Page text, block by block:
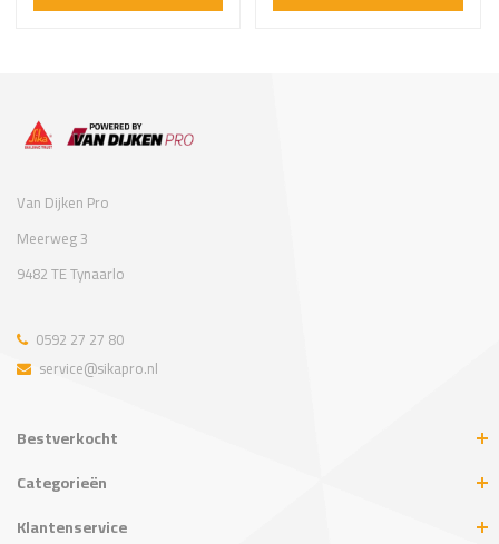
Van Dijken Pro
Meerweg 3
9482 TE Tynaarlo
0592 27 27 80
service@sikapro.nl
Bestverkocht
Categorieën
Klantenservice